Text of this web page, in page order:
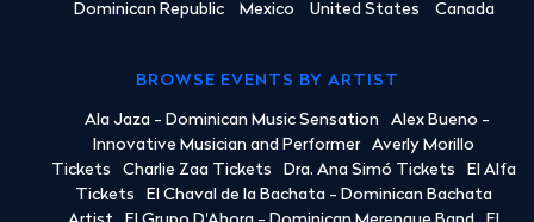
Dominican Republic Mexico United States Canada
BROWSE EVENTS BY ARTIST
Ala Jaza - Dominican Music Sensation
Alex Bueno -
Innovative Musician and Performer
Averly Morillo
Tickets
Charlie Zaa Tickets Dra. Ana Simó Tickets
El Alfa
Tickets
El Chaval de la Bachata - Dominican Bachata